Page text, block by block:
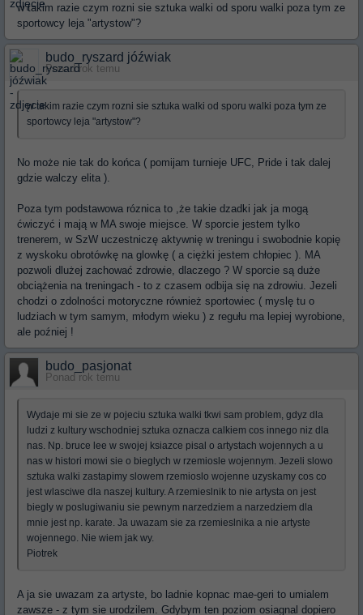
w takim razie czym rozni sie sztuka walki od sporu walki poza tym ze
sportowcy leja "artystow"?
budo_ryszard jóźwiak
Ponad rok temu
w takim razie czym rozni sie sztuka walki od sporu walki poza tym ze
sportowcy leja "artystow"?
No może nie tak do końca ( pomijam turnieje UFC, Pride i tak dalej
gdzie walczy elita ).
Poza tym podstawowa róznica to ,że takie dzadki jak ja mogą
ćwiczyć i mają w MA swoje miejsce. W sporcie jestem tylko
trenerem, w SzW uczestniczę aktywnię w treningu i swobodnie kopię
z wyskoku obrotówkę na glowkę ( a ciężki jestem chłopiec ). MA
pozwoli dlużej zachować zdrowie, dlaczego ? W sporcie są duże
obciążenia na treningach - to z czasem odbija się na zdrowiu. Jezeli
chodzi o zdolności motoryczne również sportowiec ( myslę tu o
ludziach w tym samym, młodym wieku ) z regułu ma lepiej wyrobione,
ale poźniej !
budo_pasjonat
Ponad rok temu
Wydaje mi sie ze w pojeciu sztuka walki tkwi sam problem, gdyz dla
ludzi z kultury wschodniej sztuka oznacza calkiem cos innego niz dla
nas. Np. bruce lee w swojej ksiazce pisal o artystach wojennych a u
nas w histori mowi sie o bieglych w rzemiosle wojennym. Jezeli slowo
sztuka walki zastapimy slowem rzemioslo wojenne uzyskamy cos co
jest wlasciwe dla naszej kultury. A rzemieslnik to nie artysta on jest
biegly w poslugiwaniu sie pewnym narzedziem a narzedziem dla
mnie jest np. karate. Ja uwazam sie za rzemieslnika a nie artyste
wojennego. Nie wiem jak wy.
Piotrek
A ja sie uwazam za artyste, bo ladnie kopnac mae-geri to umialem
zawsze - z tym sie urodzilem. Gdybym ten poziom osiagnal dopiero